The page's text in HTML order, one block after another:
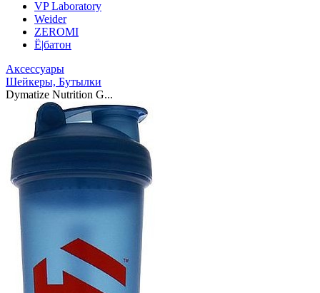
VP Laboratory
Weider
ZEROMI
Ё|батон
Аксессуары
Шейкеры, Бутылки
Dymatize Nutrition G...